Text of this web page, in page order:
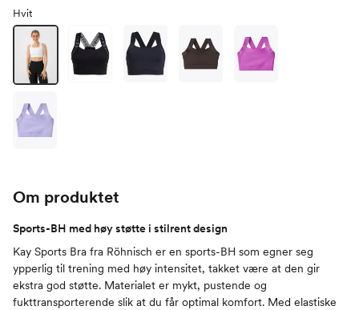
Hvit
Om produktet
Sports-BH med høy støtte i stilrent design
Kay Sports Bra fra Röhnisch er en sports-BH som egner seg
ypperlig til trening med høy intensitet, takket være at den gir
ekstra god støtte. Materialet er mykt, pustende og
fukttransporterende slik at du får optimal komfort. Med elastiske